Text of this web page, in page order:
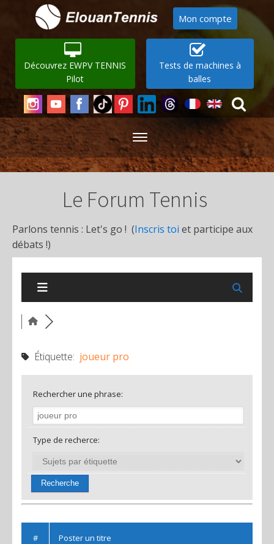
Mon compte
Découvrez EWPV TENNIS
Pilot
Tests de machines à
balles
Le Forum Tennis
Parlons tennis : Let's go ! (Inscris toi et participe aux
débats !)
Étiquette: joueur pro
Rechercher une phrase:
Type de recherce:
# Poster un titre